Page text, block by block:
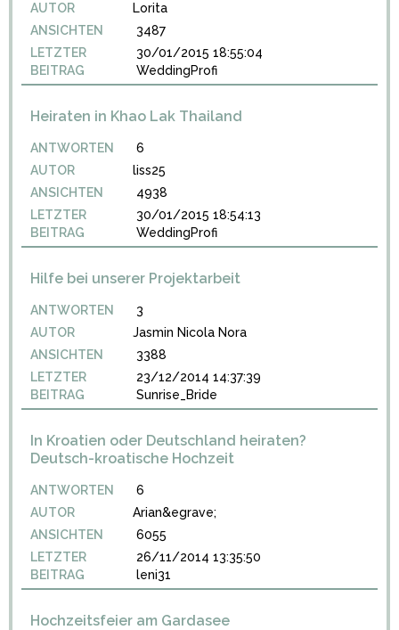
AUTOR
Lorita
ANSICHTEN
3487
LETZTER
BEITRAG
30/01/2015 18:55:04
WeddingProfi
Heiraten in Khao Lak Thailand
ANTWORTEN
6
AUTOR
liss25
ANSICHTEN
4938
LETZTER
BEITRAG
30/01/2015 18:54:13
WeddingProfi
Hilfe bei unserer Projektarbeit
ANTWORTEN
3
AUTOR
Jasmin Nicola Nora
ANSICHTEN
3388
LETZTER
BEITRAG
23/12/2014 14:37:39
Sunrise_Bride
In Kroatien oder Deutschland heiraten?
Deutsch-kroatische Hochzeit
ANTWORTEN
6
AUTOR
Arian&egrave;
ANSICHTEN
6055
LETZTER
BEITRAG
26/11/2014 13:35:50
leni31
Hochzeitsfeier am Gardasee